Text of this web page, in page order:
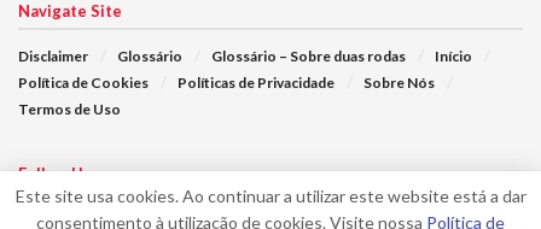
Navigate Site
Disclaimer Glossário Glossário – Sobre duas rodas
Início
Política de Cookies
Políticas de Privacidade
Sobre Nós
Termos de Uso
Follow Us
Este site usa cookies. Ao continuar a utilizar este website está a dar
consentimento à utilização de cookies. Visite nossa Política de